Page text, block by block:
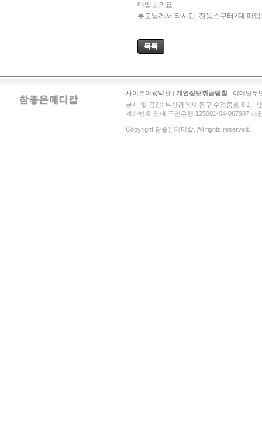
매입문의요
부모님께서 타시던 전동스쿠터2대 매
목록
사이트이용약관 개인정보취급방침
이메일무
본사 및 공장: 부산광역시 동구 수정중로 8-1 |
계좌번호 안내:국민은행 125001-04-067987 조
Copyright 참좋은메디칼. All rights reserved.